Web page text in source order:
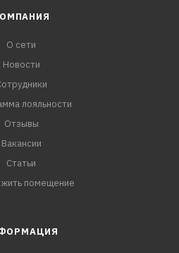
О сети
Новости
лояльности
Отзывы
Вакансии
Статьи
помещение